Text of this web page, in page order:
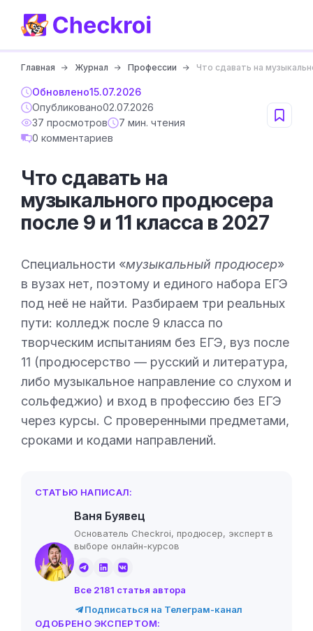
Главная Журнал Профессии Что сдавать на
Обновлено15.07.2026
Опубликовано02.07.2026
37 просмотров
7 мин. чтения
0 комментариев
Что сдавать на
музыкального продюсера
после 9 и 11 класса в 2027
Специальности «музыкальный продюсер»
в вузах нет, поэтому и единого набора ЕГЭ
под неё не найти. Разбираем три реальных
пути: колледж после 9 класса по
творческим испытаниям без ЕГЭ, вуз после
11 (продюсерство — русский и литература,
либо музыкальное направление со слухом и
сольфеджио) и вход в профессию без ЕГЭ
через курсы. С проверенными предметами,
сроками и кодами направлений.
СТАТЬЮ НАПИСАЛ:
Ваня Буявец
Основатель Checkroi, продюсер, эксперт в
выборе онлайн-курсов
Все 2181 статья автора
Подписаться на Телеграм-канал
ОДОБРЕНО ЭКСПЕРТОМ: